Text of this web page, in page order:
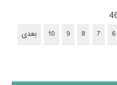
10 بعدی